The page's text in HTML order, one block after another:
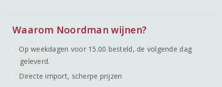
Waarom Noordman wijnen?
Op weekdagen voor 15.00 besteld, de volgende dag
geleverd.
Directe import, scherpe prijzen